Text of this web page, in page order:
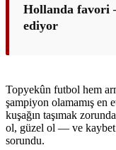
Hollanda favori
ediyor
Topyekûn futbol hem
şampiyon olamamış en
kuşağın taşımak
ol, güzel ol — ve
sorundu.